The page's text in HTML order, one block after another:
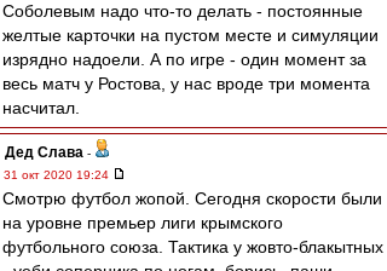
Соболевым надо что-то делать - постоянные
желтые карточки на пустом месте и симуляции
изрядно надоели. А по игре - один момент за
весь матч у Ростова, у нас вроде три момента
насчитал.
Дед Слава -
31 окт 2020 19:24
Смотрю футбол жопой. Сегодня скорости были
на уровне премьер лиги крымского
футбольного союза. Тактика у жовто-блакытных